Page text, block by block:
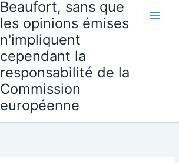
Beaufort, sans que
les opinions émises
n'impliquent
cependant la
responsabilité de la
Commission
européenne